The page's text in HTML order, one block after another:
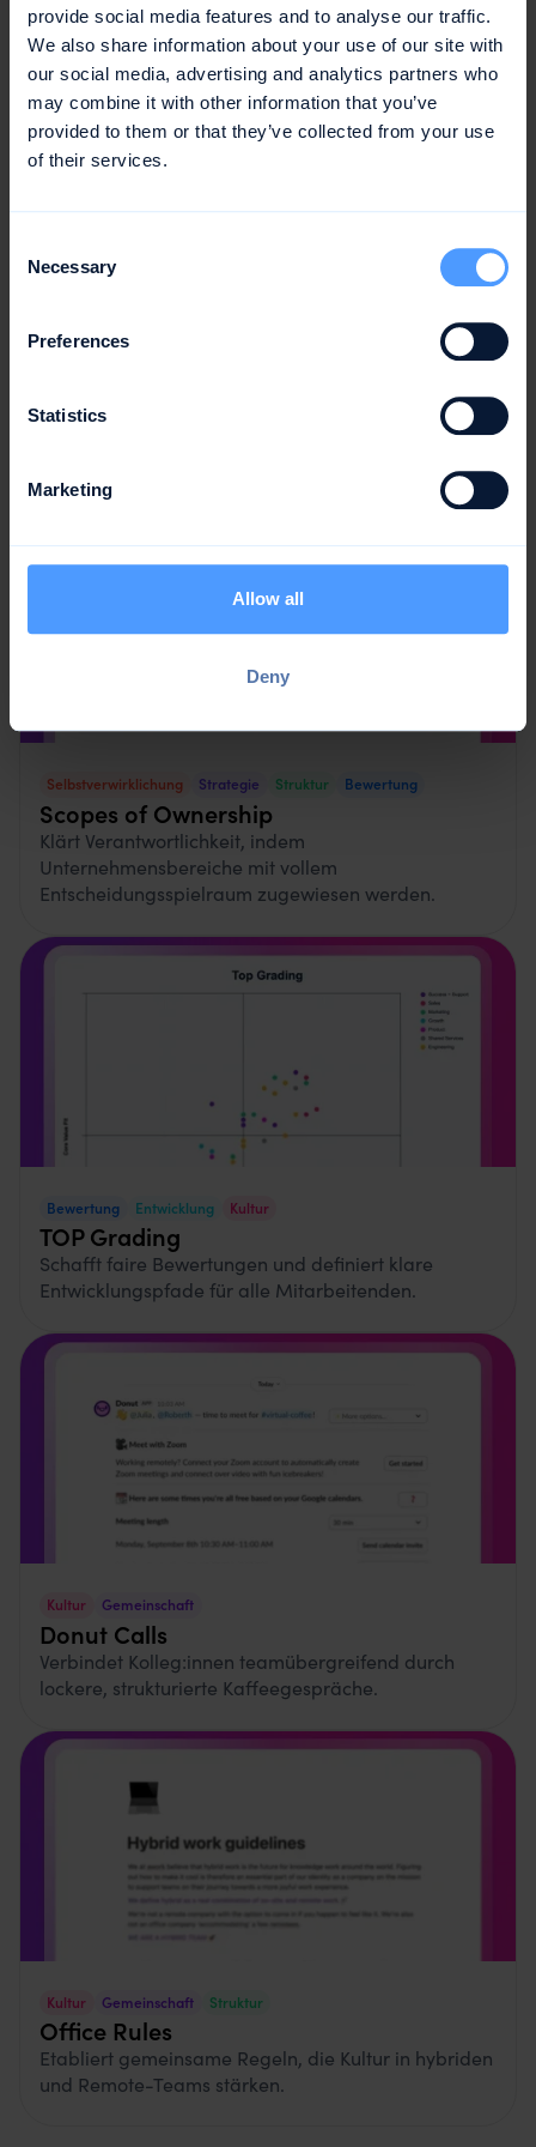
provide social media features and to analyse our traffic.
We also share information about your use of our site with
our social media, advertising and analytics partners who
may combine it with other information that you’ve
provided to them or that they’ve collected from your use
of their services.
Selection
Necessary
Preferences
Statistics
Marketing
Allow all
Deny
effektive und inspirierende Zusammenarbeit
fördern.
Visualisiert die Verbindung von
Unternehmensmission bis zu den quartalsweisen
Selbstverwirklichung Strategie Struktur Bewertung
Scopes of Ownership
Klärt Verantwortlichkeit, indem
Unternehmensbereiche mit vollem
Entscheidungsspielraum zugewiesen werden.
Bewertung Entwicklung Kultur
TOP Grading
Schafft faire Bewertungen und definiert klare
Entwicklungspfade für alle Mitarbeitenden.
Kultur Gemeinschaft
Donut Calls
Verbindet Kolleg:innen teamübergreifend durch
lockere, strukturierte Kaffeegespräche.
Kultur Gemeinschaft Struktur
Office Rules
Etabliert gemeinsame Regeln, die Kultur in hybriden
und Remote-Teams stärken.